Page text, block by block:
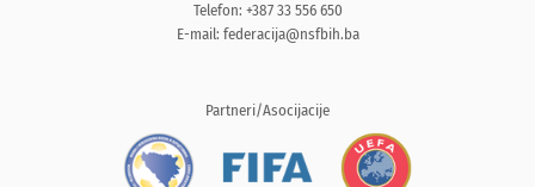
Telefon: +387 33 556 650
E-mail: federacija@nsfbih.ba
Partneri/Asocijacije